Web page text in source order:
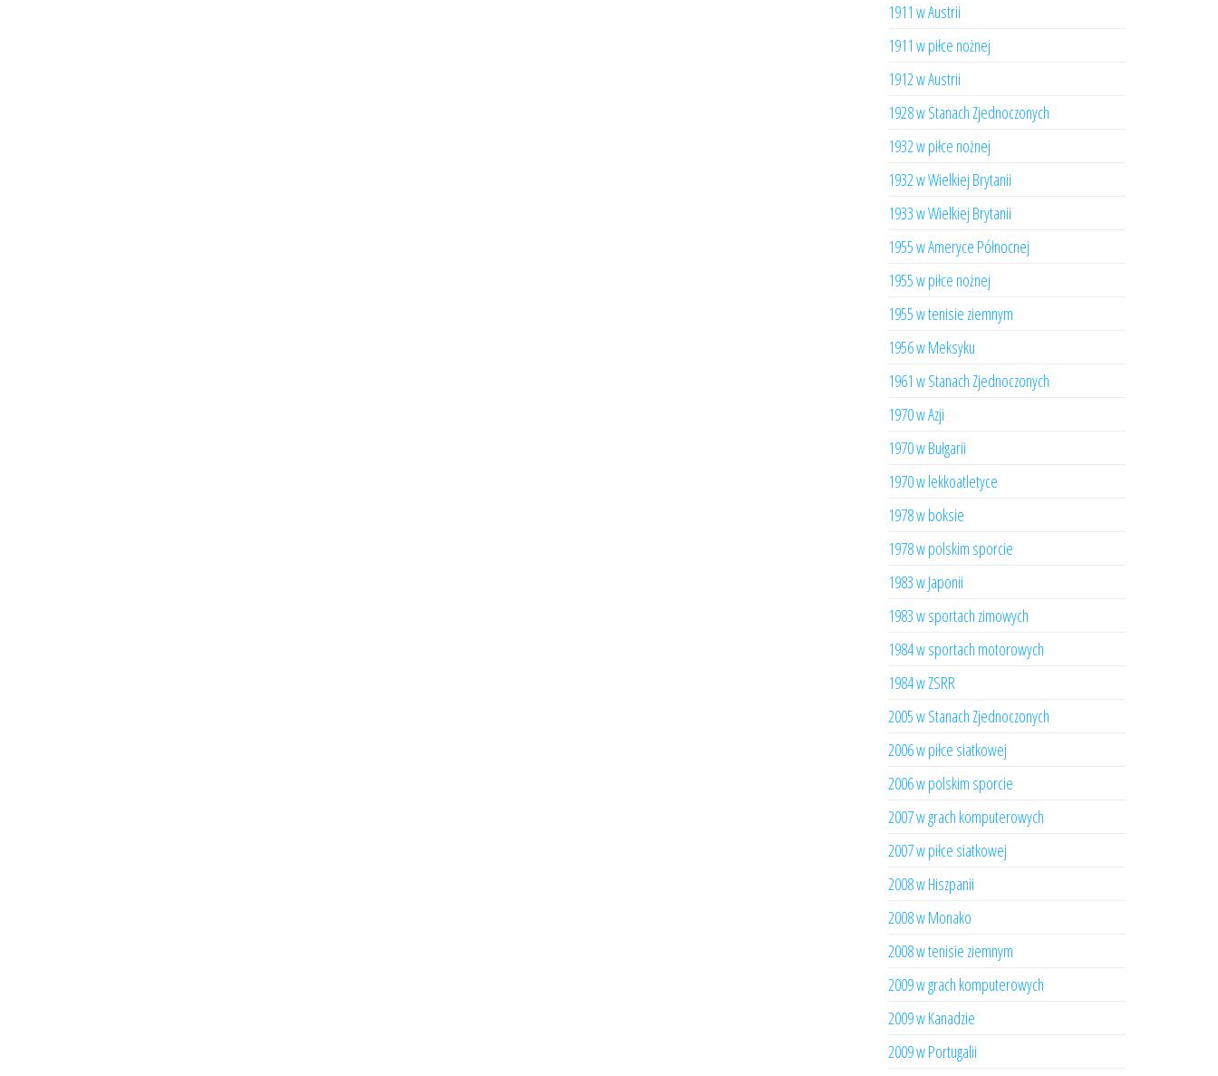
1911 w Austrii
1911 w piłce nożnej
1912 w Austrii
1928 w Stanach Zjednoczonych
1932 w piłce nożnej
1932 w Wielkiej Brytanii
1933 w Wielkiej Brytanii
1955 w Ameryce Północnej
1955 w piłce nożnej
1955 w tenisie ziemnym
1956 w Meksyku
1961 w Stanach Zjednoczonych
1970 w Azji
1970 w Bułgarii
1970 w lekkoatletyce
1978 w boksie
1978 w polskim sporcie
1983 w Japonii
1983 w sportach zimowych
1984 w sportach motorowych
1984 w ZSRR
2005 w Stanach Zjednoczonych
2006 w piłce siatkowej
2006 w polskim sporcie
2007 w grach komputerowych
2007 w piłce siatkowej
2008 w Hiszpanii
2008 w Monako
2008 w tenisie ziemnym
2009 w grach komputerowych
2009 w Kanadzie
2009 w Portugalii